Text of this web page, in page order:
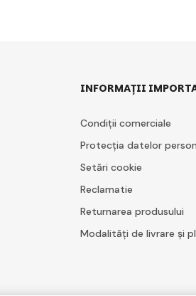
INFORMAȚII
Condiții comerciale
Protecția datelor
Setări cookie
Reclamatie
Returnarea produsului
Modalități de livrare și